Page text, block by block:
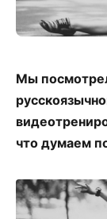
Мы
что думаем